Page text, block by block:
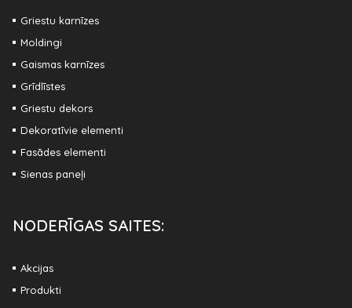
Griestu karnīzes
Moldingi
Gaismas karnīzes
Grīdlīstes
Griestu dekors
Dekoratīvie elementi
Fasādes elementi
Sienas paneļi
NODERĪGAS SAITES:
Akcijas
Produkti